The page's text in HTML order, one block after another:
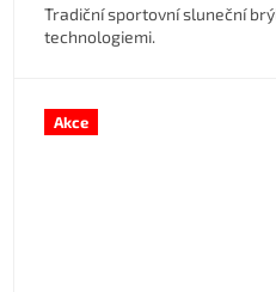
Tradiční sportovní sluneční
technologiemi.
Akce